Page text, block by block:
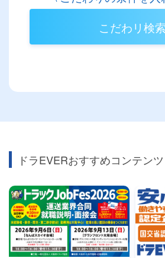
こだわリ検索
ドラEVERおすすめコンテンツ